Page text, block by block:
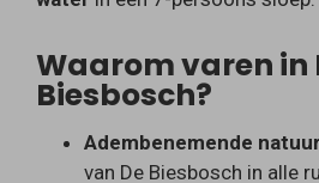
Waarom varen in
Biesbosch?
Adembenemende natuur
van De Biesbosch in alle